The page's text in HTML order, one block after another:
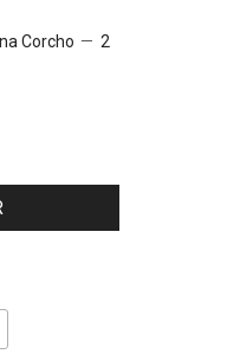
Corcho
2